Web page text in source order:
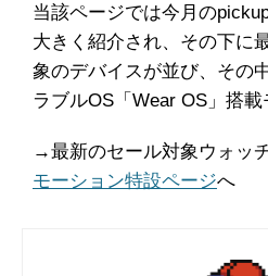
当該ページでは今月の
大きく紹介され、その下に
象のデバイスが並び、その
ラブルOS「Wear OS」搭載
→最新のセール対象ウォッチ
モーション特設ページへ